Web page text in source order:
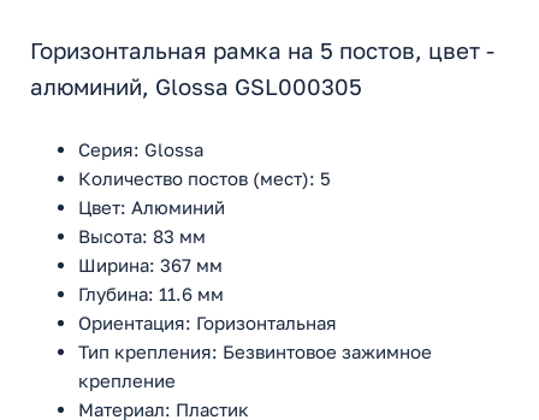
Горизонтальная рамка на 5 постов, цвет -
алюминий, Glossa GSL000305
Серия: Glossa
Количество постов (мест): 5
Цвет: Алюминий
Высота: 83 мм
Ширина: 367 мм
Глубина: 11.6 мм
Ориентация: Горизонтальная
Тип крепления: Безвинтовое зажимное
крепление
Материал: Пластик